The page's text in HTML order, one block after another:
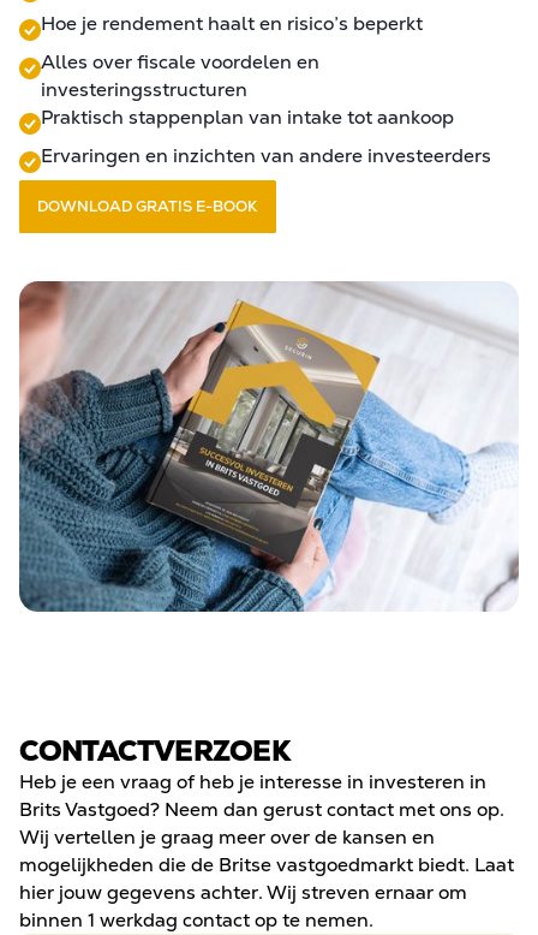
Hoe je rendement haalt en risico’s beperkt
Alles over fiscale voordelen en
investeringsstructuren
Praktisch stappenplan van intake tot aankoop
Ervaringen en inzichten van andere investeerders
DOWNLOAD GRATIS E-BOOK
CONTACTVERZOEK
Heb je een vraag of heb je interesse in investeren in
Brits Vastgoed? Neem dan gerust contact met ons op.
Wij vertellen je graag meer over de kansen en
mogelijkheden die de Britse vastgoedmarkt biedt. Laat
hier jouw gegevens achter. Wij streven ernaar om
binnen 1 werkdag contact op te nemen.